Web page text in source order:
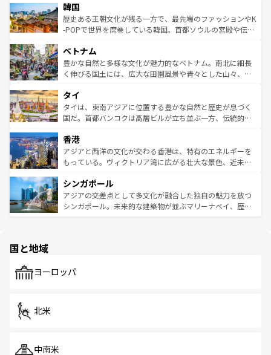
ワイを、存分に味わってほしい。 なお、新着のハワイ情報
はコンテンツ一覧を参照してほしい。
いる。アクティビティも充実しており、サーフィンやダイ
ビング、ハイキングなど、アウトドア好きにはたまらな
い。オーストラリアの多彩な魅力を存分に味わいつくそ
参照してほしい。
ン）、静ひつな山岳地帯である台湾東部など、都市の喧騒
と山間の静けさが共存しており、訪れる人に新しい発見と
驚きをもたらしてくれる。また、奥深い台湾の食文化も魅
容にもいいと評判のスイーツなど、バラエティ豊かな料理
が味わえる。 なお、新着の台湾情報は コンテンツ一覧を参
照してほしい。
韓国
歴史ある王朝文化が残る一方で、最先端のファッションやK
-POPで世界を席巻している韓国。首都ソウルの宮殿や伝統
き、地方に足を延ばせば四季折々の自然美を楽しむことが
できる。そして、キムチや焼肉、絶品のストリートフード
まで、さまざまな韓国料理が待っている。夜には、韓国な
リティに包まれながら、韓国の多彩な魅力を心ゆくまで味
わってみてほしい。 なお、新着の韓国情報はコンテンツ一
覧を参照してほしい。
ベトナム
豊かな自然と多様な文化が魅力的なベトナム。南北に細長
く伸びる国土には、広大な田園風景や青々とした山々、世
急速な発展と共に伝統が息づく。ハノイの古い町並みやホ
ーチミン市のフランス統治時代の建物も、独特の雰囲気を
醸し出している。また、バラエティの豊かさとおいしさで
とつ。フォーやバインミー、ベトナムコーヒーなどは、ぜ
ひ現地で味わいたい。どの地域を訪れてもあたたかい人々
が旅行者を迎えてくれるので、きっと忘れられない旅にな
参照してほしい。
タイ
タイは、東南アジアに位置する豊かな自然と歴史が息づく
国だ。首都バンコクは高層ビルが立ち並ぶ一方、伝統的な
の活気が交差している。北部ではチェンマイなどの山岳地
帯で自然と触れ合い、南部ではプーケットやクラビの美し
いビーチでリゾート気分を楽しむことができる。タイ料理
激する。気候は一年中温暖で、どの季節にも異なる楽しみ
が待っている。親しみやすいタイの人々、仏教を中心とし
た文化、そして多様な観光資源が、訪れる旅人を魅了し続
香港
アジアと西洋の文化が交わる香港は、特有のエネルギーを
もっている。ヴィクトリア湾に広がる壮大な景色、近未来
み、どこを訪れても感動するはず。観光スポットが密集し
ており、効率よく見どころを回れるのも魅力。息をのむよ
うな絶景から文化的な体験まで、香港を存分に楽しみ尽く
シンガポール
アジアの交差点として多文化が融合した独自の魅力を放つ
シンガポール。未来的な建築物が並ぶマリーナベイ、歴史
で、ホーカーズは地元の風情を楽しめる外せないスポット
国と地域
ヨーロッパ
北米
中南米